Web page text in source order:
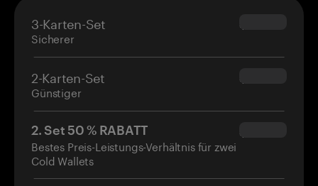
3-Karten-Set
Sicherer
$69.90
2-Karten-Set
Günstiger
$54.90
2. Set 50 % RABATT
Bestes Preis-Leistungs-Verhältnis für zwei
Cold Wallets
$34.95